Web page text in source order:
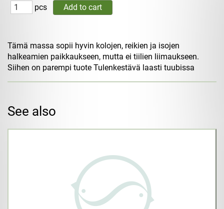
pcs
Tämä massa sopii hyvin kolojen, reikien ja isojen
halkeamien paikkaukseen, mutta ei tiilien liimaukseen.
Siihen on parempi tuote Tulenkestävä laasti tuubissa
See also